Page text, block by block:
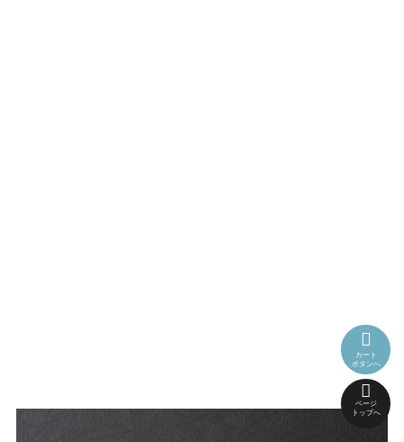
カート
ボタンへ
ページ
トップへ